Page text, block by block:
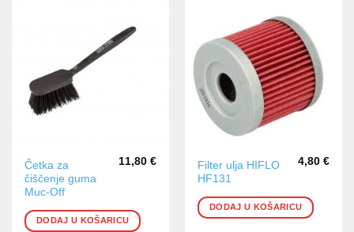
Četka za
čiščenje guma
Muc-Off
11,80 €
DODAJ U KOŠARICU
Filter ulja HIFLO
HF131
4,80 €
DODAJ U KOŠARICU